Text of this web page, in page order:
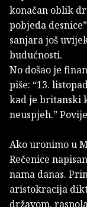
konačan oblik
pobjeda
sanjara još
budućnosti.
No došao je
piše: “13.
kad je britanski
neuspjeh.”
Ako uronimo u
Rečenice
nama danas.
aristokracija
državom,